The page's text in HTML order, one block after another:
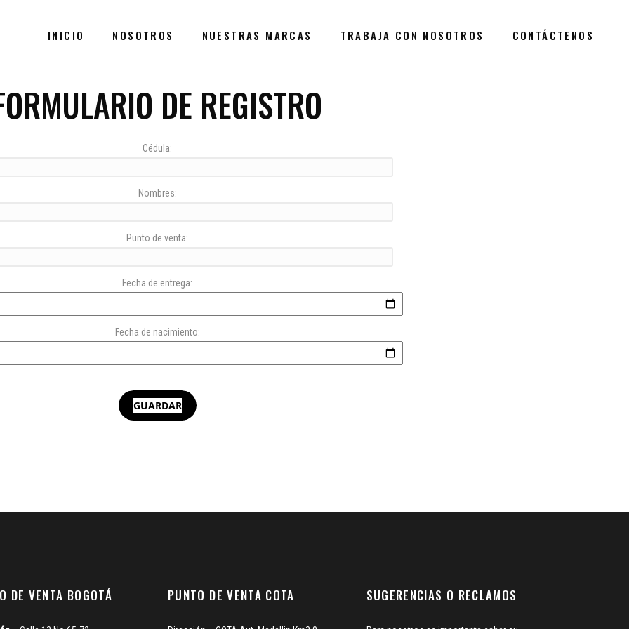
INICIO NOSOTROS NUESTRAS MARCAS TRABAJA CON NOSOTROS CONTÁCTENOS
DE REGISTRO
Cédula:
Nombres:
Punto de venta:
Fecha de entrega:
Fecha de nacimiento:
GUARDAR
DE VENTA BOGOTÁ PUNTO DE VENTA COTA SUGERENCIAS O RECLAMOS